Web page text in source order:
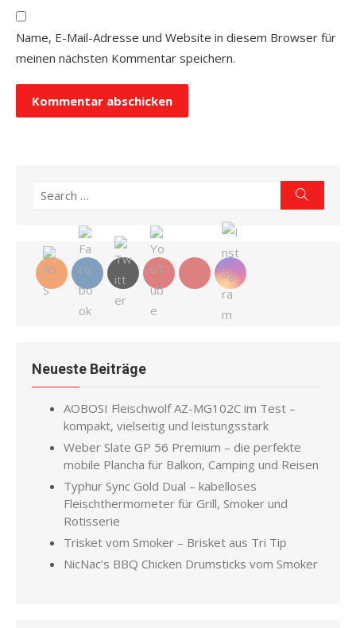
Name, E-Mail-Adresse und Website in diesem Browser für
meinen nächsten Kommentar speichern.
Search
Neueste Beiträge
AOBOSI Fleischwolf AZ-MG102C im Test –
kompakt, vielseitig und leistungsstark
Weber Slate GP 56 Premium – die perfekte
mobile Plancha für Balkon, Camping und Reisen
Typhur Sync Gold Dual – kabelloses
Fleischthermometer für Grill, Smoker und
Rotisserie
Trisket vom Smoker – Brisket aus Tri Tip
NicNac’s BBQ Chicken Drumsticks vom Smoker